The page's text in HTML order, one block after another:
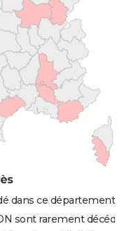
dans ce département
sont rarement